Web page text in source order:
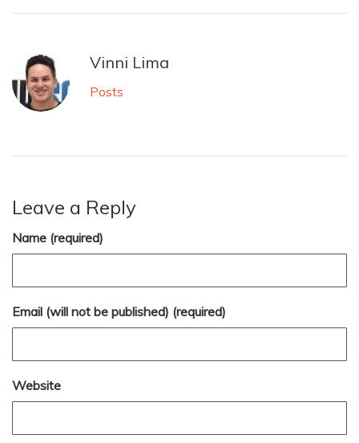
Vinni Lima
Posts
Leave a Reply
Name (required)
Email (will not be published) (required)
Website